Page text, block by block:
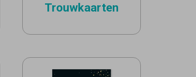
Trouwkaarten